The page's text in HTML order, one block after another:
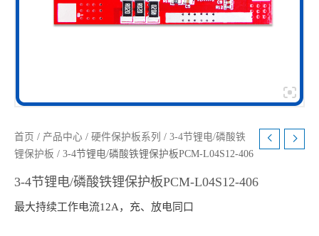
首页 / 产品中心 / 硬件保护板系列 / 3-4节锂电/磷酸铁
锂保护板 / 3-4节锂电/磷酸铁锂保护板PCM-L04S12-406
3-4节锂电/磷酸铁锂保护板PCM-L04S12-406
最大持续工作电流12A，充、放电同口